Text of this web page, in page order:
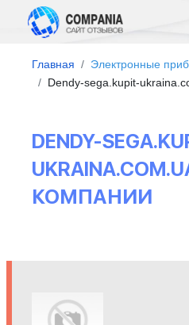
Главная
Электронные
Dendy-sega.kupit-
DENDY-
КОМПАНИИ